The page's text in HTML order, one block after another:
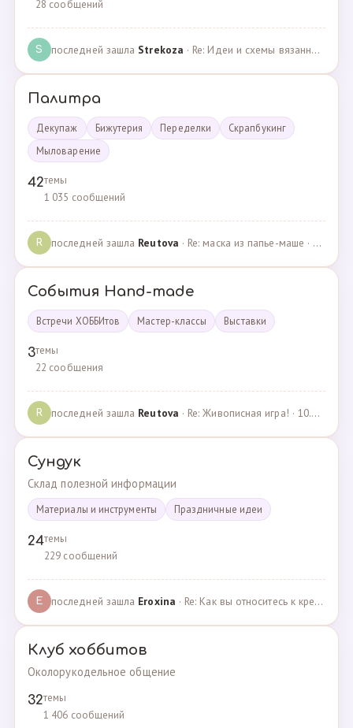
28 сообщений
S последней зашла Strekoza · Re: Идеи и схемы вязанных шариков · 16.12.2020
Палитра
Декупаж Бижутерия Переделки
Скрапбукинг
Мыловарение
42темы
1 035 сообщений
R последней зашла Reutova · Re: маска из папье-маше · 20.12.2022
События Hand-made
Встречи ХОББИтов Мастер-классы Выставки
3темы
22 сообщения
R последней зашла Reutova · Re: Живописная игра! · 10.12.2020
Сундук
Склад полезной информации
Материалы и инструменты Праздничные идеи
24темы
229 сообщений
E последней зашла Eroxina · Re: Как вы относитесь к кредитам? · 06.04.2025
Клуб хоббитов
Околорукодельное общение
32темы
1 406 сообщений